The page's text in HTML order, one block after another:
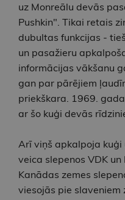
uz Monreālu devās
Pushkin". Tikai retais
dubultas funkcijas -
un pasažieru
informācijas vākšanu
gan par pārējiem
priekškara. 1969.
ar šo kuģi devās
Arī viņš apkalpoja kuģi
veica slepenos VDK
Kanādas zemes
viesojās pie slaveniem